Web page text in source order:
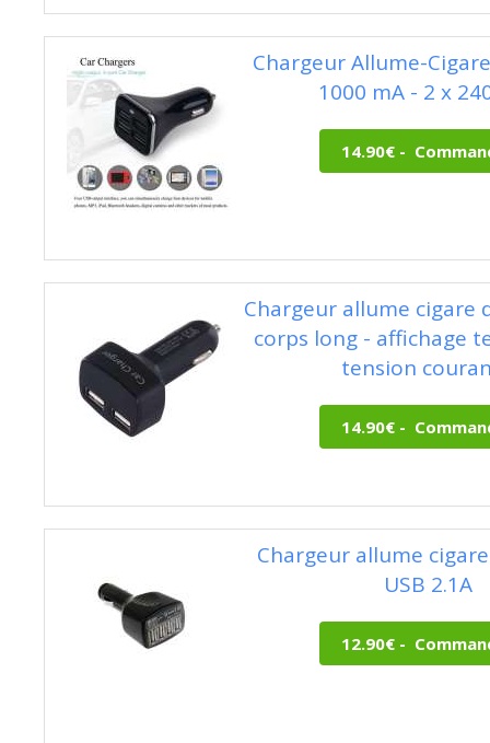
Chargeur Allume-
1000 mA - 2 x
Chargeur allume cigare
corps long - affichage
tension
Chargeur allume
USB 2.1A